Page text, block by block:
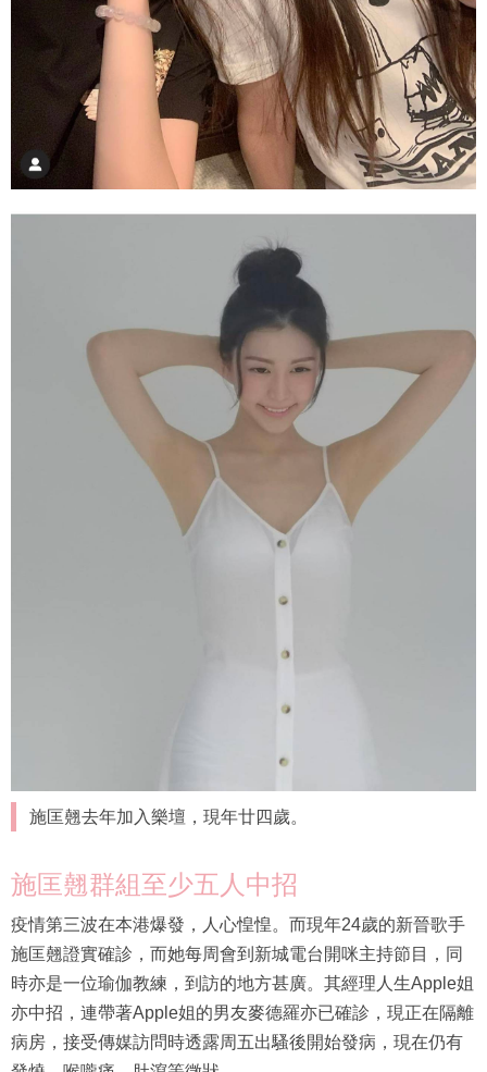
施匡翹去年加入樂壇，現年廿四歲。
施匡翹群組至少五人中招
疫情第三波在本港爆發，人心惶惶。而現年24歲的新晉歌手
施匡翹證實確診，而她每周會到新城電台開咪主持節目，同
時亦是一位瑜伽教練，到訪的地方甚廣。其經理人生Apple姐
亦中招，連帶著Apple姐的男友麥德羅亦已確診，現正在隔離
病房，接受傳媒訪問時透露周五出騷後開始發病，現在仍有